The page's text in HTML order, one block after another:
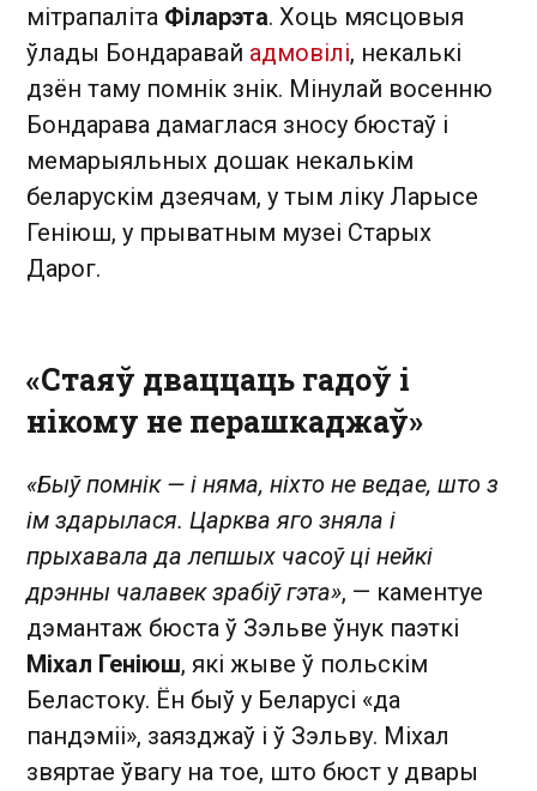
мітрапаліта Філарэта. Хоць мясцовыя
ўлады Бондаравай адмовілі, некалькі
дзён таму помнік знік. Мінулай восенню
Бондарава дамаглася зносу бюстаў і
мемарыяльных дошак некалькім
беларускім дзеячам, у тым ліку Ларысе
Геніюш, у прыватным музеі Старых
Дарог.
«Стаяў дваццаць гадоў і
нікому не перашкаджаў»
«Быў помнік — і няма, ніхто не ведае, што з
ім здарылася. Царква яго зняла і
прыхавала да лепшых часоў ці нейкі
дрэнны чалавек зрабіў гэта», — каментуе
дэмантаж бюста ў Зэльве ўнук паэткі
Міхал Геніюш, які жыве ў польскім
Беластоку. Ён быў у Беларусі «да
пандэміі», заязджаў і ў Зэльву. Міхал
звяртае ўвагу на тое, што бюст у двары